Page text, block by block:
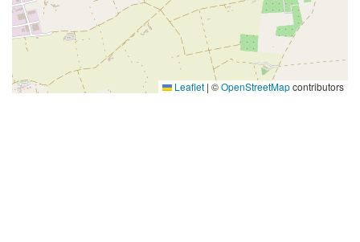
Leaflet | ©OpenStreetMapcontributors